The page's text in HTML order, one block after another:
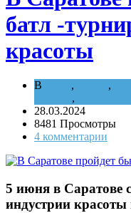
батл -
красоты
В , ,
,
28.03.2024
8481 Просмотры
4 комментарии
5 июня в Саратове
индустрии красоты